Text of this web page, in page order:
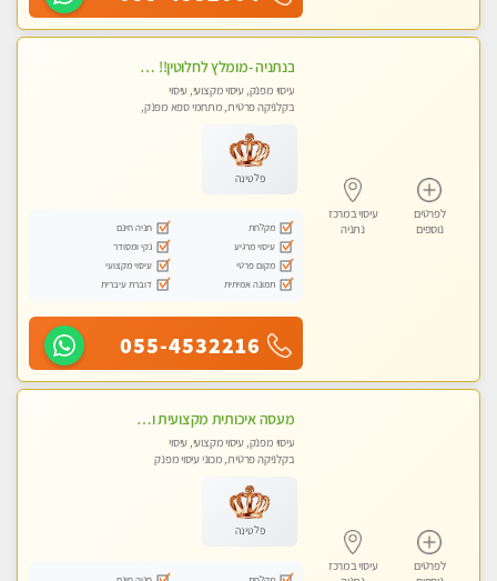
לפרטים
נוספים
עיסוי במרכז
נתניה
בנתניה -מומלץ לחלוטין!! כל סוגי העיסויים מעסה מקצועית ואיכותית פרטי!!!
עיסוי מפנק, עיסוי מקצועי, עיסוי
בקלניקה פרטית, מתחמי ספא מפנק,
פלטינה
מקלחת
חניה חינם
עיסוי מרגיע
נקי ומסודר
מקום פרטי
עיסוי מקצועי
תמונה אמיתית
דוברת עיברית
055-4532216
לפרטים
עיסוי במרכז
מעסה איכותית מקצועית ומפנקת מאוד בנתניה
עיסוי מפנק, עיסוי מקצועי, עיסוי
בקלניקה פרטית, מכוני עיסוי מפנק
פלטינה